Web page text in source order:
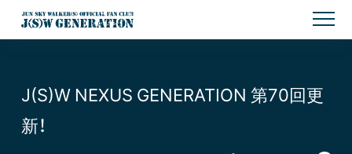
J(S)W NEXUS GENERATION 第70回更
新！